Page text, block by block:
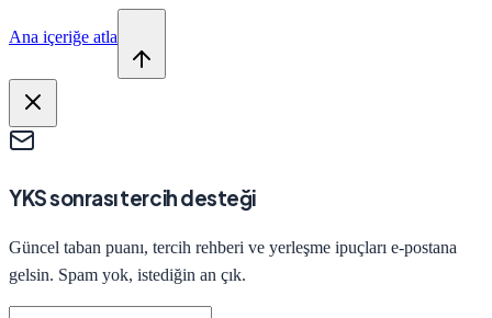
Ana içeriğe atla
YKS sonrası tercih desteği
Güncel taban puanı, tercih rehberi ve yerleşme ipuçları e-postana
gelsin. Spam yok, istediğin an çık.